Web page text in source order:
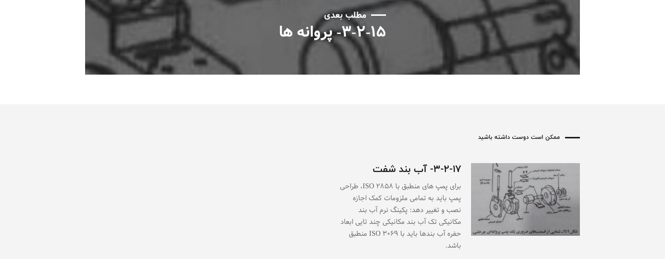
مطلب بعدی
۳-۲-۱۵- پروانه ها
ممکن است دوست داشته باشید
۳-۲-۱۷- آب بند شفت
برای پمپ های منطبق با ۲۸۵۸ ISO، طراحی
پمپ باید به تمامی ملزومات کمک اجازه
نصب و تغییر دهد: پکینگ نرم آب بند
مکانیکی تک آب بند مکانیکی چند تایی ابعاد
حفره آب بندها باید با ۳۰۶۹ ISO منطبق
باشد.